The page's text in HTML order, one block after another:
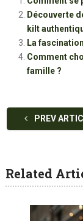
Découverte
kilt
La
Comment
famille ?
PREV
Related